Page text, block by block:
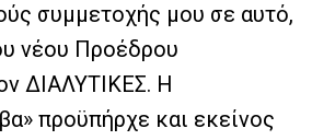
συμμετοχής μου σε αυτό,
νέου Προέδρου
ΔΙΑΛΥΤΙΚΕΣ. Η
προϋπήρχε και εκείνος